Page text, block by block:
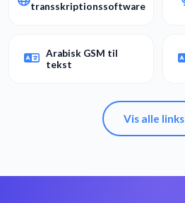
transskriptionssoftware
Arabisk GSM til
tekst
Vis alle links